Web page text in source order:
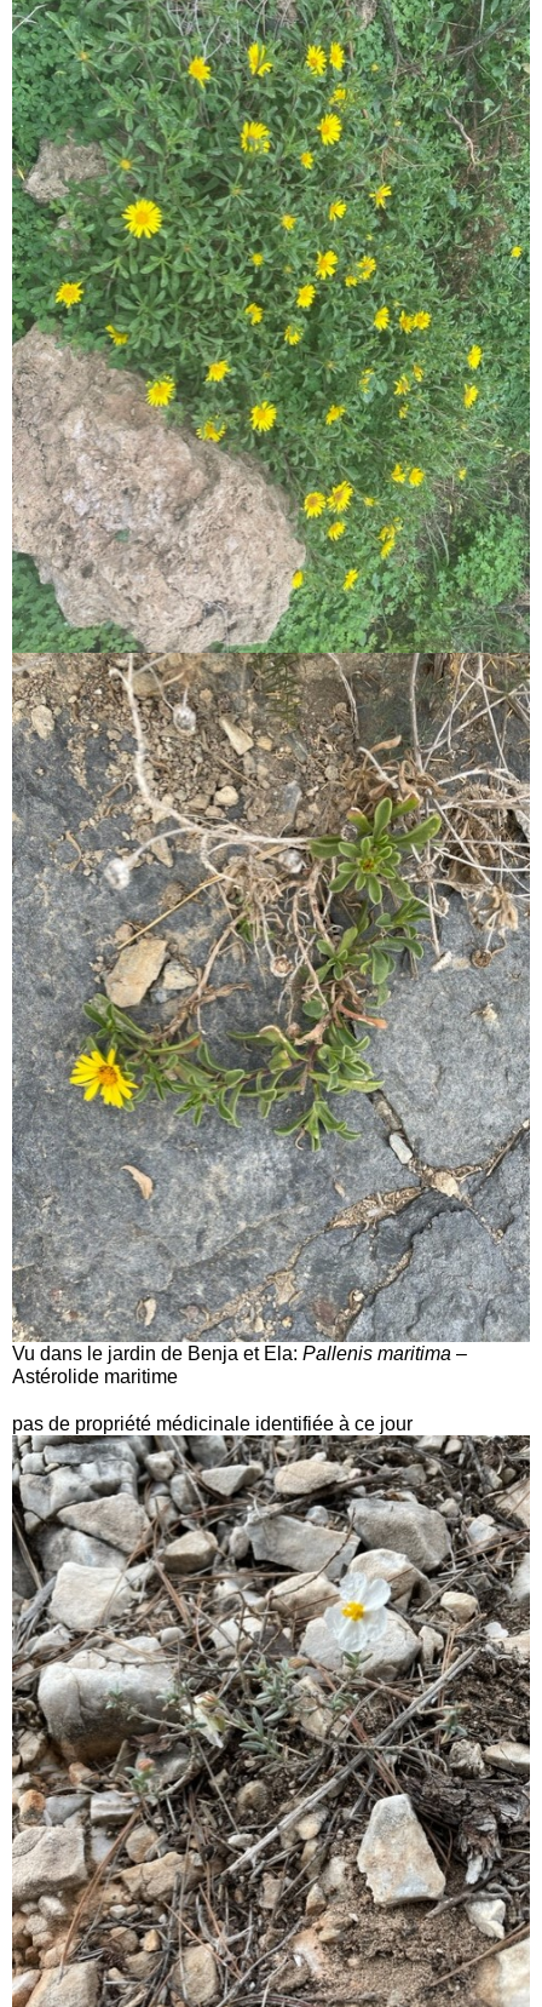
Vu dans le jardin de Benja et Ela: Pallenis maritima –
Astérolide maritime
pas de propriété médicinale identifiée à ce jour